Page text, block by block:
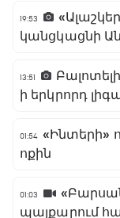
19:53
կանցկացնի
13:51
ի երկրորդ
01:54 «Ինտերի»
ոքին
01:03
պայքարում